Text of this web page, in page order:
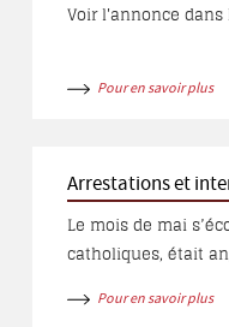
Voir l'annonce dans
Pour en savoir plus
Arrestations et
Le mois de mai
catholiques, était
fut relatée par Ishac
Pour en savoir plus